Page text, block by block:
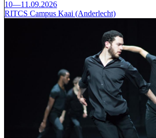
10—11.09.2026
RITCS Campus Kaai (Anderlecht)